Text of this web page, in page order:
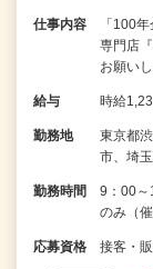
仕事内容
「100
専門店
お願い
給与 時給
勤務地
東京都
市、埼
勤務時間
9：00
のみ（
応募資格 接客・